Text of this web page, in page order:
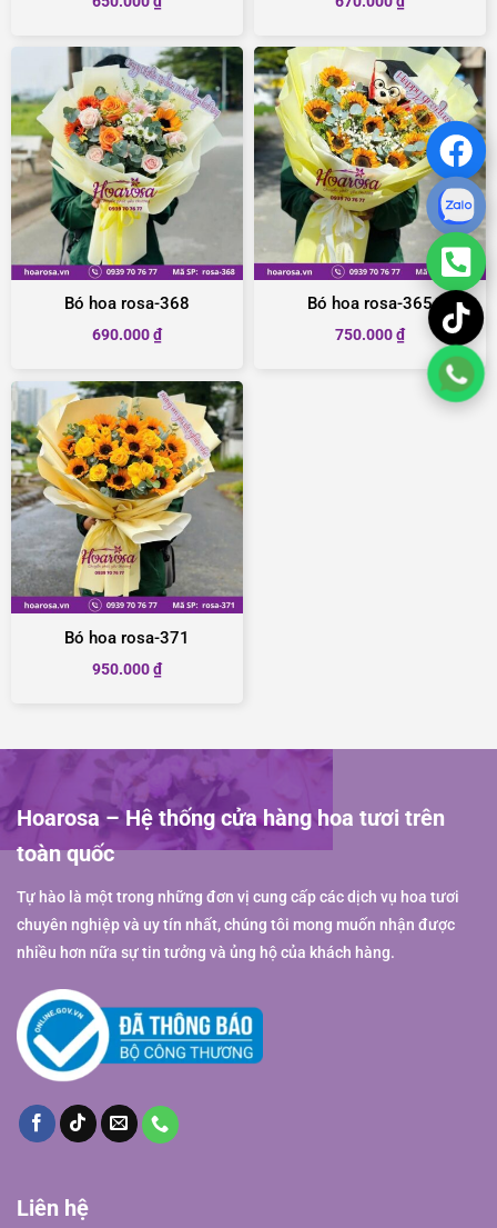
Bó hoa rosa-368
690.000₫
Bó hoa rosa-365
750.000₫
Bó hoa rosa-371
950.000₫
Hoarosa – Hệ thống cửa hàng hoa tươi trên
toàn quốc
Tự hào là một trong những đơn vị cung cấp các dịch vụ hoa tươi
chuyên nghiệp và uy tín nhất, chúng tôi mong muốn nhận được
nhiều hơn nữa sự tin tưởng và ủng hộ của khách hàng.
Liên hệ